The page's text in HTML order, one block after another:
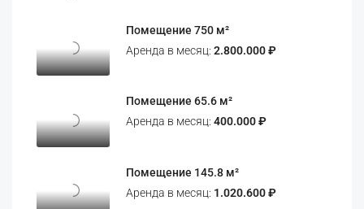
Помещение 750 м²
Аренда в месяц: 2.800.000 ₽
Помещение 65.6 м²
Аренда в месяц: 400.000 ₽
Помещение 145.8 м²
Аренда в месяц: 1.020.600 ₽